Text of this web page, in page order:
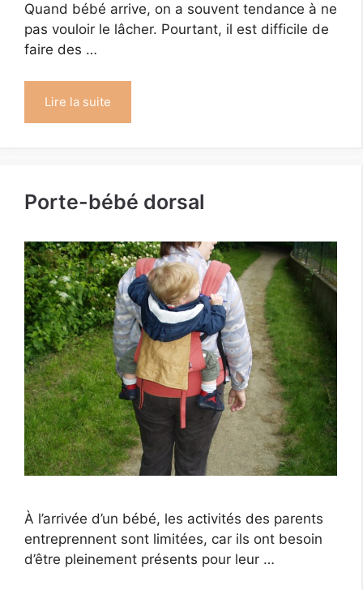
Quand bébé arrive, on a souvent tendance à ne
pas vouloir le lâcher. Pourtant, il est difficile de
faire des …
Lire la suite
Porte-bébé dorsal
À l’arrivée d’un bébé, les activités des parents
entreprennent sont limitées, car ils ont besoin
d’être pleinement présents pour leur …